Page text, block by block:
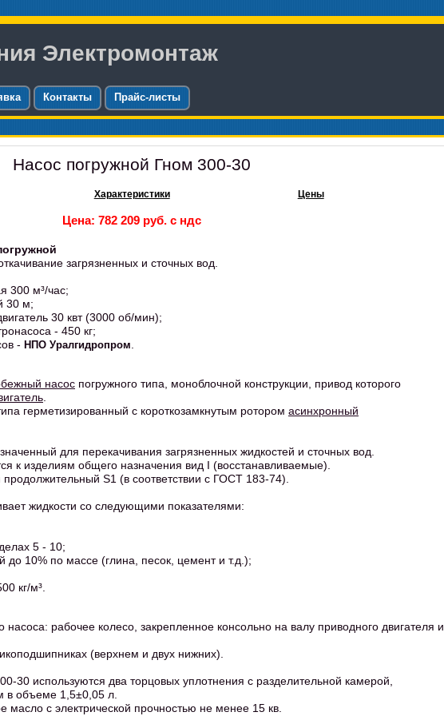
Электромонтаж
Контакты Прайс-листы
Насос погружной Гном 300-30
Характеристики Цены
Цена: 782 209 руб. с ндс
загрязненных и сточных вод.
300 м³/час;
30 м;
30 квт (3000 об/мин);
- 450 кг;
- НПО Уралгидропром
насос погружного типа, моноблочной конструкции, привод которого
герметизированный с короткозамкнутым ротором асинхронный
для перекачивания загрязненных жидкостей и сточных вод.
к изделиям общего назначения вид I (восстанавливаемые).
S1 (в соответствии с ГОСТ 183-74).
жидкости со следующими показателями:
5 - 10;
до 10% по массе (глина, песок, цемент и т.д.);
кг/м³.
насоса: рабочее колесо, закрепленное консольно на валу приводного двигателя и
(верхнем и двух нижних).
30 используются два торцовых уплотнения с разделительной камерой,
в объеме 1,5±0,05 л.
масло с электрической прочностью не менее 15 кв.